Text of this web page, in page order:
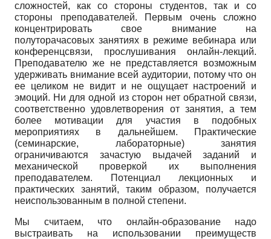
сложностей, как со стороны студентов, так и со
стороны преподавателей. Первым очень сложно
концентрировать свое внимание на
полуторачасовых занятиях в режиме вебинара или
конференцсвязи, прослушивания онлайн-лекций.
Преподавателю же не представляется возможным
удерживать внимание всей аудитории, потому что он
ее целиком не видит и не ощущает настроений и
эмоций. Ни для одной из сторон нет обратной связи,
соответственно удовлетворения от занятия, а тем
более мотивации для участия в подобных
мероприятиях в дальнейшем. Практические
(семинарские, лабораторные) занятия
ограничиваются зачастую выдачей заданий и
механической проверкой их выполнения
преподавателем. Потенциал лекционных и
практических занятий, таким образом, получается
неиспользованным в полной степени.
Мы считаем, что онлайн-образование надо
выстраивать на использовании преимуществ